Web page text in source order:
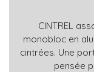
CINTREL
monobloc en
cintrées. Une
pensée